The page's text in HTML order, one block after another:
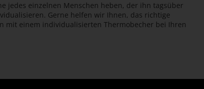
jedes einzelnen Menschen heben, der ihn tagsüber
Gerne helfen wir Ihnen, das richtige
mit einem individualisierten Thermobecher bei Ihren